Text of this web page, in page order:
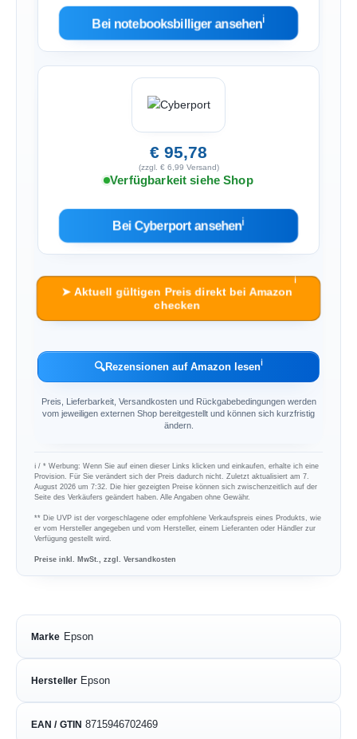
Bei notebooksbilliger ansehenℹ︎
€ 95,78
(zzgl. € 6,99 Versand)
Verfügbarkeit siehe Shop
Bei Cyberport ansehenℹ︎
➤ Aktuell gültigen Preis direkt bei Amazon
checken
ℹ︎
🔍Rezensionen auf Amazon lesenℹ︎
Preis, Lieferbarkeit, Versandkosten und Rückgabebedingungen werden
vom jeweiligen externen Shop bereitgestellt und können sich kurzfristig
ändern.
ℹ︎ / * Werbung: Wenn Sie auf einen dieser Links klicken und einkaufen, erhalte ich eine
Provision. Für Sie verändert sich der Preis dadurch nicht. Zuletzt aktualisiert am 7.
August 2026 um 7:32. Die hier gezeigten Preise können sich zwischenzeitlich auf der
Seite des Verkäufers geändert haben. Alle Angaben ohne Gewähr.
** Die UVP ist der vorgeschlagene oder empfohlene Verkaufspreis eines Produkts, wie
er vom Hersteller angegeben und vom Hersteller, einem Lieferanten oder Händler zur
Verfügung gestellt wird.
Preise inkl. MwSt., zzgl. Versandkosten
Marke Epson
Hersteller Epson
EAN / GTIN 8715946702469